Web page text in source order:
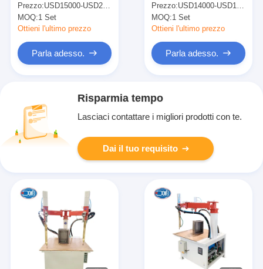
punti per tavolo da
tetto
Prezzo:USD15000-USD25000
MOQ:1 Set
Ottieni l'ultimo prezzo
Parla adesso.
acciaio inossidabile
Prezzo:USD14000-USD18000
MOQ:1 Set
Ottieni l'ultimo prezzo
Parla adesso.
Risparmia tempo
Lasciaci contattare i migliori prodotti con te.
Dai il tuo requisito